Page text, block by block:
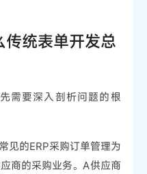
传统表单开发总
需要深入剖析问题的根
见的ERP采购订单管理为
商的采购业务。A供应商